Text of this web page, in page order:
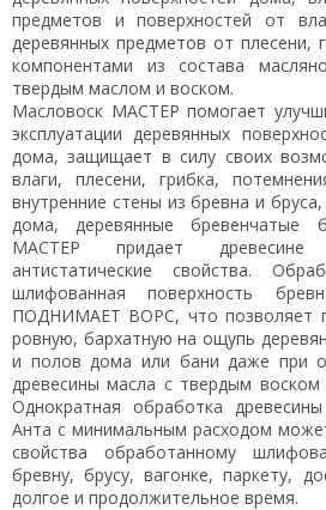
предметов и поверхностей от
деревянных предметов от плесени,
компонентами из состава
твердым маслом и воском.
Масловоск МАСТЕР помогает
эксплуатации деревянных
дома, защищает в силу своих
влаги, плесени, грибка,
внутренние стены из бревна и
дома, деревянные бревенчатые
МАСТЕР придает древесине
антистатические свойства.
шлифованная поверхность
ПОДНИМАЕТ ВОРС, что позволяет
ровную, бархатную на ощупь
и полов дома или бани даже при
древесины масла с твердым
Однократная обработка
Анта с минимальным расходом
свойства обработанному
бревну, брусу, вагонке, паркету,
долгое и продолжительное время.